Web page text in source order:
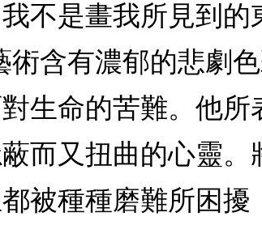
不是畫我所見到
術含有濃郁的悲劇
生命的苦難。他
而又扭曲的心靈
被種種磨難所困